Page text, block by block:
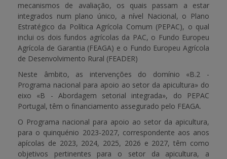
mecanismos de avaliação, os quais passam a estar
integrados num plano único, a nível Nacional, o Plano
Estratégico da Política Agrícola Comum (PEPAC), o qual
inclui os dois fundos agrícolas da PAC, o Fundo Europeu
Agrícola de Garantia (FEAGA) e o Fundo Europeu Agrícola
de Desenvolvimento Rural (FEADER)
Neste âmbito, as intervenções do domínio «B.2 -
Programa nacional para apoio ao setor da apicultura» do
eixo «B - Abordagem setorial integrada», do PEPAC
Portugal, têm o financiamento assegurado pelo FEAGA.
O Programa nacional para apoio ao setor da apicultura,
para o quinquénio 2023-2027, correspondente aos anos
apícolas de 2023, 2024, 2025, 2026 e 2027, têm como
objetivos pertinentes para o setor da apicultura, a